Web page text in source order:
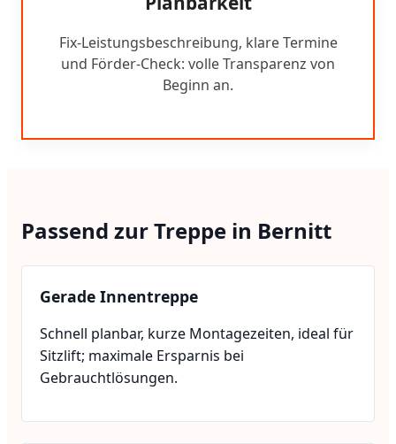
Fix-Leistungsbeschreibung, klare Termine
und Förder-Check: volle Transparenz von
Beginn an.
Passend zur Treppe in Bernitt
Gerade Innentreppe
Schnell planbar, kurze Montagezeiten, ideal für
Sitzlift; maximale Ersparnis bei
Gebrauchtlösungen.